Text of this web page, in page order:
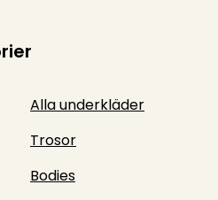
Alla underkläder
Trosor
Bodies